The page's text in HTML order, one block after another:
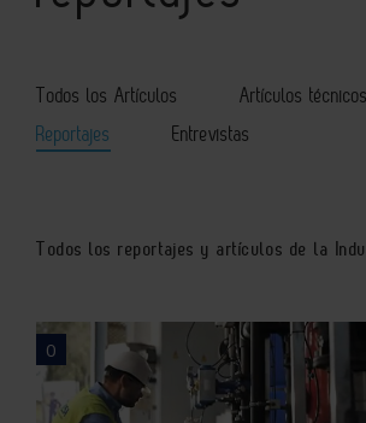
Todos los Artículos
Artículos técnicos
Reportajes
Entrevistas
Todos los reportajes y artículos de la
0